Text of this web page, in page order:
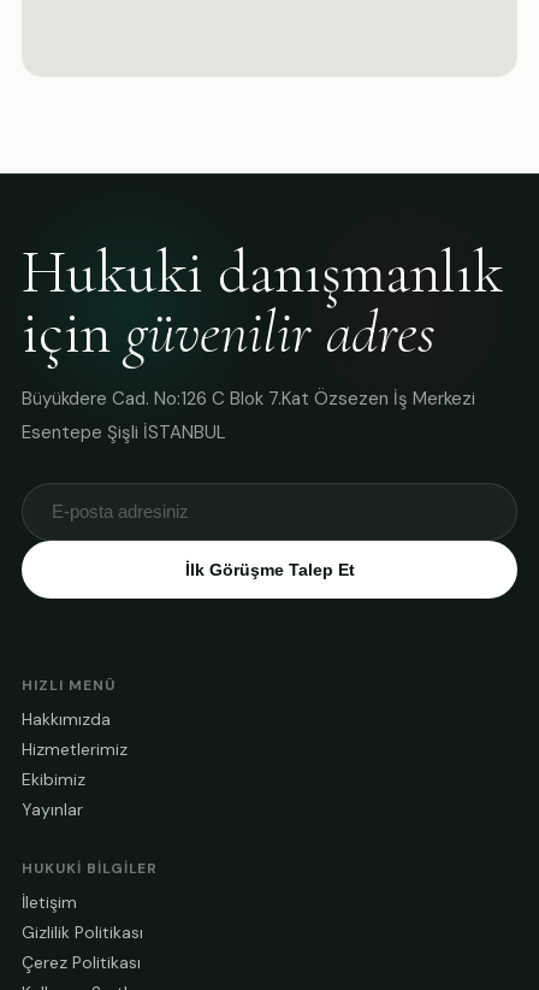
Hukuki danışmanlık
için güvenilir adres
Büyükdere Cad. No:126 C Blok 7.Kat Özsezen İş Merkezi
Esentepe Şişli İSTANBUL
İlk Görüşme Talep Et
HIZLI MENÜ
Hakkımızda
Hizmetlerimiz
Ekibimiz
Yayınlar
HUKUKI BILGILER
İletişim
Gizlilik Politikası
Çerez Politikası